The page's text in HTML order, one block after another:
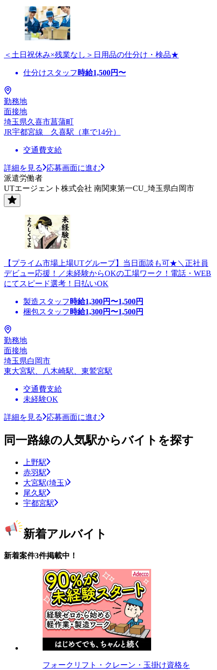
＜土日祝休み×残業なし＞日用品の仕分け・検品★
仕分けスタッフ 時給1,500円〜
勤務地
面接地
埼玉県久喜市菖蒲町
JR宇都宮線 久喜駅（車で14分）
交通費支給
詳細を見る
応募画面に進む
派遣労働者
UTエージェント株式会社 南関東第一CU_埼玉県白岡市
【プライム市場上場UTグループ】当日面談も可★＼正社員
デビュー応援！／未経験からOKの工場ワーク！電話・WEB
にてスピード選考！日払いOK
製造スタッフ 時給1,300円〜1,500円
梱包スタッフ 時給1,300円〜1,500円
勤務地
面接地
埼玉県白岡市
東大宮駅、八木崎駅、東鷲宮駅
交通費支給
未経験OK
詳細を見る 応募画面に進む
同一路線の人気駅からバイトを探す
上野駅
赤羽駅
大宮駅(埼玉)
尾久駅
宇都宮駅
新着アルバイト
新着案件3件掲載中！
フォークリフト・クレーン・玉掛け資格を